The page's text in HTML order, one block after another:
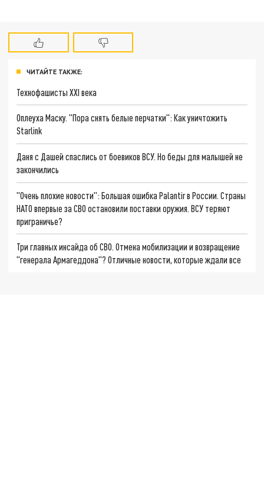
ЧИТАЙТЕ ТАКЖЕ:
Технофашисты XXI века
Оплеуха Маску. "Пора снять белые перчатки": Как уничтожить
Starlink
Даня с Дашей спаслись от боевиков ВСУ. Но беды для малышей не
закончились
"Очень плохие новости": Большая ошибка Palantir в России. Страны
НАТО впервые за СВО остановили поставки оружия. ВСУ теряют
приграничье?
Три главных инсайда об СВО. Отмена мобилизации и возвращение
"генерала Армагеддона"? Отличные новости, которые ждали все